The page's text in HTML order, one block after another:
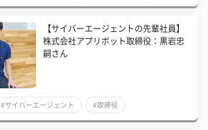
【サイバーエージェントの先輩社員】
株式会社アプリボット取締役：黒岩忠
嗣さん
#サイバーエージェント #取締役